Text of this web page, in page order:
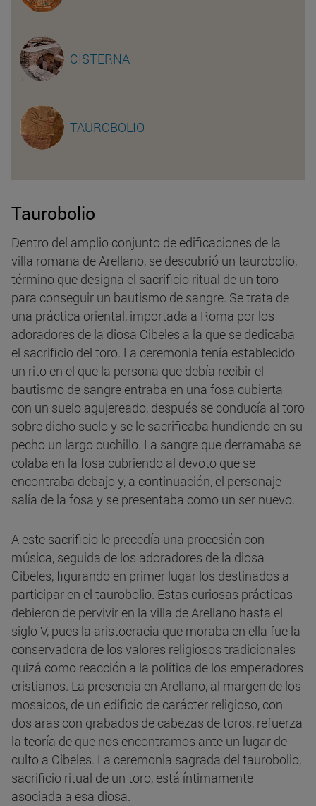
CISTERNA
TAUROBOLIO
Taurobolio
Dentro del amplio conjunto de edificaciones de la
villa romana de Arellano, se descubrió un taurobolio,
término que designa el sacrificio ritual de un toro
para conseguir un bautismo de sangre. Se trata de
una práctica oriental, importada a Roma por los
adoradores de la diosa Cibeles a la que se dedicaba
el sacrificio del toro. La ceremonia tenía establecido
un rito en el que la persona que debía recibir el
bautismo de sangre entraba en una fosa cubierta
con un suelo agujereado, después se conducía al toro
sobre dicho suelo y se le sacrificaba hundiendo en su
pecho un largo cuchillo. La sangre que derramaba se
colaba en la fosa cubriendo al devoto que se
encontraba debajo y, a continuación, el personaje
salía de la fosa y se presentaba como un ser nuevo.
A este sacrificio le precedía una procesión con
música, seguida de los adoradores de la diosa
Cibeles, figurando en primer lugar los destinados a
participar en el taurobolio. Estas curiosas prácticas
debieron de pervivir en la villa de Arellano hasta el
siglo V, pues la aristocracia que moraba en ella fue la
conservadora de los valores religiosos tradicionales
quizá como reacción a la política de los emperadores
cristianos. La presencia en Arellano, al margen de los
mosaicos, de un edificio de carácter religioso, con
dos aras con grabados de cabezas de toros, refuerza
la teoría de que nos encontramos ante un lugar de
culto a Cibeles. La ceremonia sagrada del taurobolio,
sacrificio ritual de un toro, está íntimamente
asociada a esa diosa.